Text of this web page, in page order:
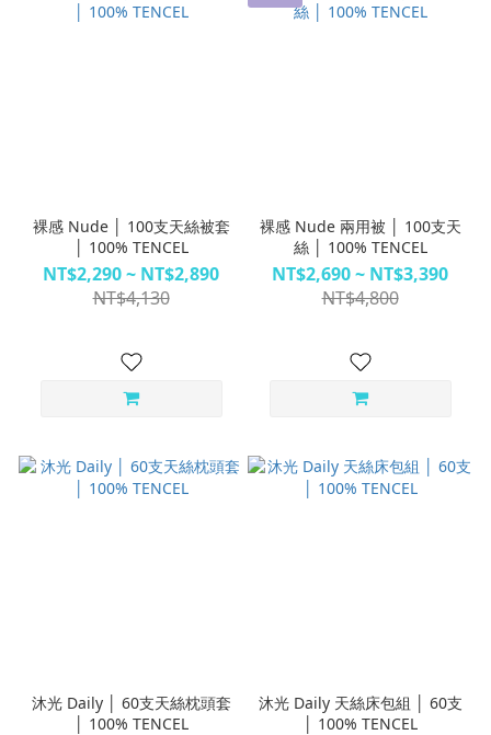
裸感 Nude │ 100支天絲被套
│ 100% TENCEL
NT$2,290 ~ NT$2,890
NT$4,130
裸感 Nude 兩用被 │ 100支天
絲 │ 100% TENCEL
NT$2,690 ~ NT$3,390
NT$4,800
沐光 Daily │ 60支天絲枕頭套
│ 100% TENCEL
沐光 Daily 天絲床包組 │ 60支
│ 100% TENCEL